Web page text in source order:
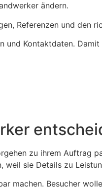
ändern.
Referenzen und den
Kontaktdaten.
zu ihrem Auftrag
sie Details zu
machen. Besucher